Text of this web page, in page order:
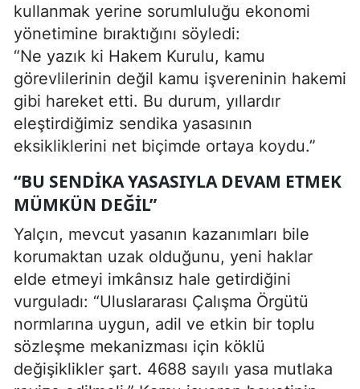
kullanmak yerine sorumluluğu ekonomi
yönetimine bıraktığını söyledi:
“Ne yazık ki Hakem Kurulu, kamu
görevlilerinin değil kamu işvereninin hakemi
gibi hareket etti. Bu durum, yıllardır
eleştirdiğimiz sendika yasasının
eksikliklerini net biçimde ortaya koydu.”
“BU SENDIKA YASASIYLA DEVAM ETMEK
MÜMKÜN DEĞIL”
Yalçın, mevcut yasanın kazanımları bile
korumaktan uzak olduğunu, yeni haklar
elde etmeyi imkânsız hale getirdiğini
vurguladı: “Uluslararası Çalışma Örgütü
normlarına uygun, adil ve etkin bir toplu
sözleşme mekanizması için köklü
değişiklikler şart. 4688 sayılı yasa mutlaka